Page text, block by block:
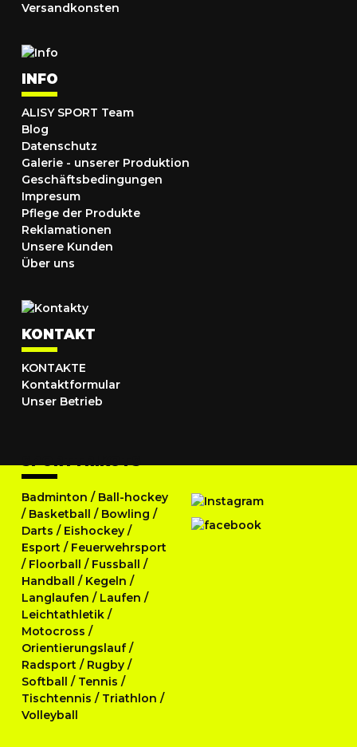
Versandkonsten
INFO
ALISY SPORT Team
Blog
Datenschutz
Galerie - unserer Produktion
Geschäftsbedingungen
Impresum
Pflege der Produkte
Reklamationen
Unsere Kunden
Über uns
KONTAKT
KONTAKTE
Kontaktformular
Unser Betrieb
SPORTTRIKOTS
Badminton / Ball-hockey
/ Basketball / Bowling /
Darts / Eishockey /
Esport / Feuerwehrsport
/ Floorball / Fussball /
Handball / Kegeln /
Langlaufen / Laufen /
Leichtathletik /
Motocross /
Orientierungslauf/
Radsport / Rugby /
Softball / Tennis /
Tischtennis / Triathlon /
Volleyball